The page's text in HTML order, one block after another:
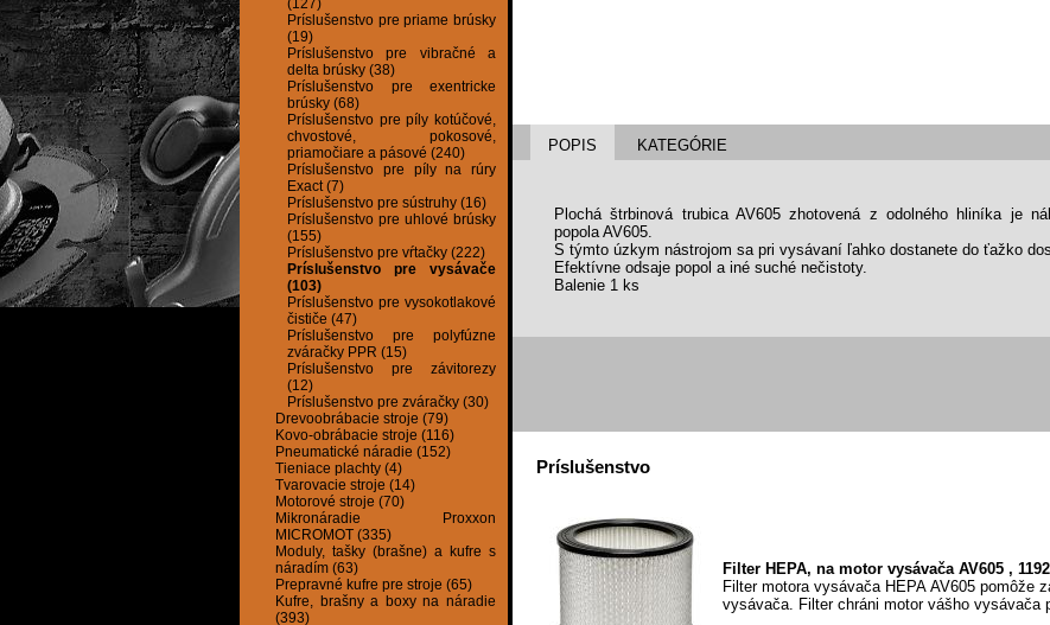
(127)
Príslušenstvo pre priame brúsky
(19)
Príslušenstvo pre vibračné a
delta brúsky (38)
Príslušenstvo pre exentricke
brúsky (68)
Príslušenstvo pre píly kotúčové,
chvostové, pokosové,
priamočiare a pásové (240)
Príslušenstvo pre píly na rúry
Exact (7)
Príslušenstvo pre sústruhy (16)
Príslušenstvo pre uhlové brúsky
(155)
Príslušenstvo pre vŕtačky (222)
Príslušenstvo pre vysávače
(103)
Príslušenstvo pre vysokotlakové
čističe (47)
Príslušenstvo pre polyfúzne
zváračky PPR (15)
Príslušenstvo pre závitorezy
(12)
Príslušenstvo pre zváračky (30)
Drevoobrábacie stroje (79)
Kovo-obrábacie stroje (116)
Pneumatické náradie (152)
Tieniace plachty (4)
Tvarovacie stroje (14)
Motorové stroje (70)
Mikronáradie Proxxon
MICROMOT (335)
Moduly, tašky (brašne) a kufre s
náradím (63)
Prepravné kufre pre stroje (65)
Kufre, brašny a boxy na náradie
(393)
POPIS KATEGÓRIE
Plochá štrbinová trubica AV605 zhotovená z odolného hliníka je
popola AV605.
S týmto úzkym nástrojom sa pri vysávaní ľahko dostanete do ťažko
Efektívne odsaje popol a iné suché nečistoty.
Balenie 1 ks
Príslušenstvo
Filter HEPA, na motor vysávača AV605 ,
Filter motora vysávača HEPA AV605 pomôže
vysávača. Filter chráni motor vášho vysávača